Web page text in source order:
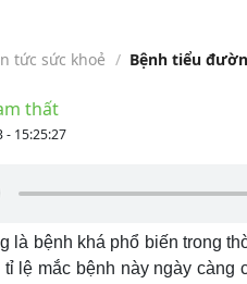
tức sức khoẻ / Bệnh tiểu
thất
- 15:25:27
là bệnh khá phổ biến trong
lệ mắc bệnh này ngày